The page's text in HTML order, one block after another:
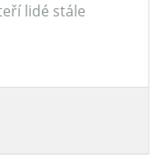
lidé stále